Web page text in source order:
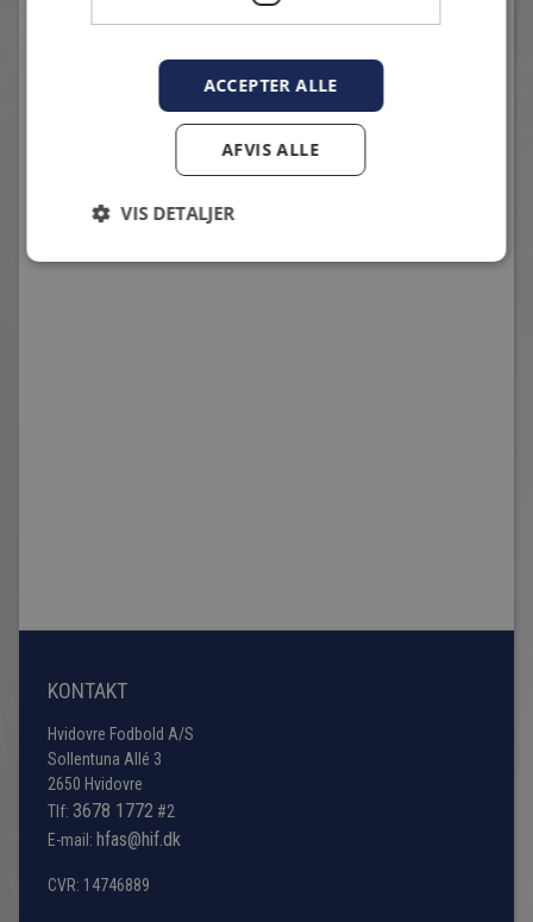
10. juli 2026 - Klaus Moe
- en stor nordtysk klub
KONTAKT
Hvidovre Fodbold A/S
Sollentuna Allé 3
2650 Hvidovre
Tlf: 3678 1772 #2
E-mail: hfas@hif.dk
CVR: 14746889
ACCEPTER ALLE
AFVIS ALLE
VIS DETALJER